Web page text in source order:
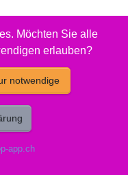
Möchten Sie alle
erlauben?
notwendige
app.ch